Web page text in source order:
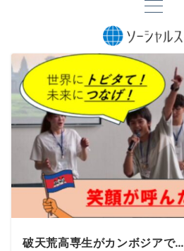
破天荒高専生がカンボジアで…